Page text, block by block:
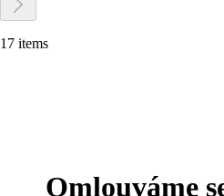
17 items
Omlouváme